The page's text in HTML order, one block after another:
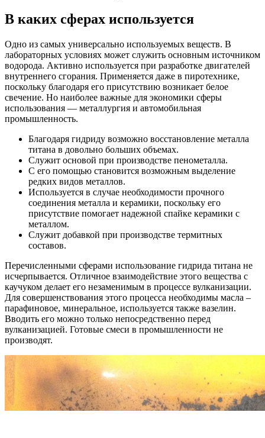
В каких сферах используется
Одно из самых универсально используемых веществ. В
лабораторных условиях может служить основным источником
водорода. Активно используется при разработке двигателей
внутреннего сгорания. Применяется даже в пиротехнике,
поскольку благодаря его присутствию возникает белое
свечение. Но наиболее важные для экономики сферы
использования — металлургия и автомобильная
промышленность.
Благодаря гидриду возможно восстановление металла
титана в довольно больших объемах.
Служит основой при производстве пенометалла.
С его помощью становится возможным выделение
редких видов металлов.
Используется в случае необходимости прочного
соединения металла и керамики, поскольку его
присутствие помогает надежной спайке керамики с
металлом.
Служит добавкой при производстве термитных
составов.
Перечисленными сферами использование гидрида титана не
исчерпывается. Отличное взаимодействие этого вещества с
каучуком делает его незаменимым в процессе вулканизации.
Для совершенствования этого процесса необходимы масла –
парафиновое, минеральное, используется также вазелин.
Вводить его можно только непосредственно перед
вулканизацией. Готовые смеси в промышленности не
производят.